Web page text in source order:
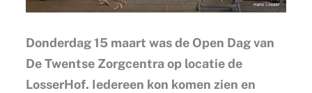
Donderdag 15 maart was de Open Dag van
De Twentse Zorgcentra op locatie de
LosserHof. Iedereen kon komen zien en